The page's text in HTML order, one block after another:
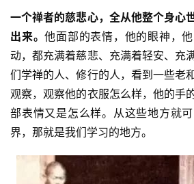
一个禅者的慈悲心，全从他整个身心
出来。他面部的表情，他的眼神，
动，都充满着慈悲、充满着轻安、充
们学禅的人、修行的人，看到一些老
观察，观察他的衣服怎么样，他的手
部表情又是怎么样。从这些地方就
界，那就是我们学习的地方。